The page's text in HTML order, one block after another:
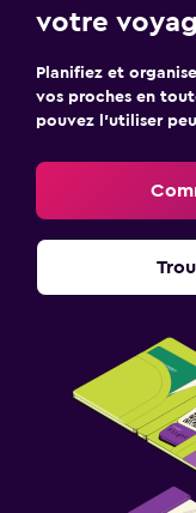
votre
Planifiez et
vos proches en
pouvez l’utiliser